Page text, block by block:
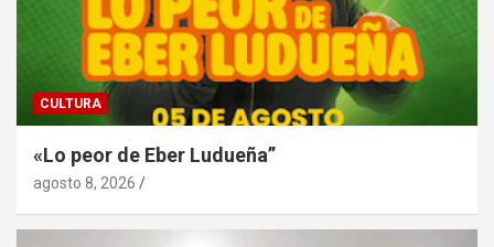
CULTURA
«Lo peor de Eber Ludueña”
agosto 8, 2026